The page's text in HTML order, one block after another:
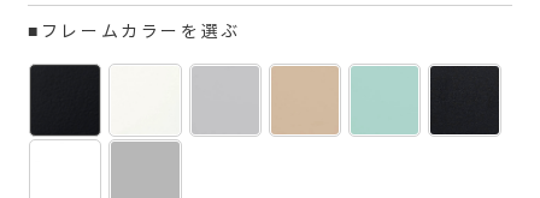
■フレームカラーを選ぶ